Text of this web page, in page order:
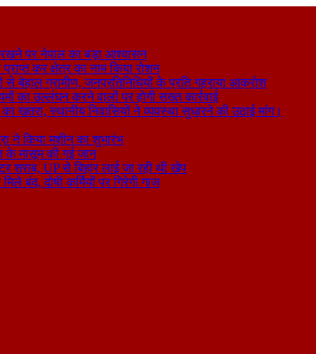
पर नेपाल का बड़ा आश्वासन
कर क्षेत्र का नाम किया रोशन
बेहाल ग्रामीण, जनप्रतिनिधियों के प्रति गहराया आक्रोश
का उल्लंघन करने वालों पर होगी सख्त कार्रवाई
खतरा, स्थानीय निवासियों ने व्यवस्था सुधारने की उठाई मांग।
ने किया मशीन का शुभारंभ
के मासूम की गई जान
शराब, UP से बिहार लाई जा रही थी खेप
बंद, दोषी कर्मियों पर गिरेगी गाज